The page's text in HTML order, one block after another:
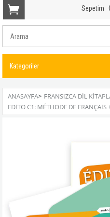
Sepetim
Kategoriler
ANASAYFA> FRANSIZCA DIL
EDITO C1: MÉTHODE DE